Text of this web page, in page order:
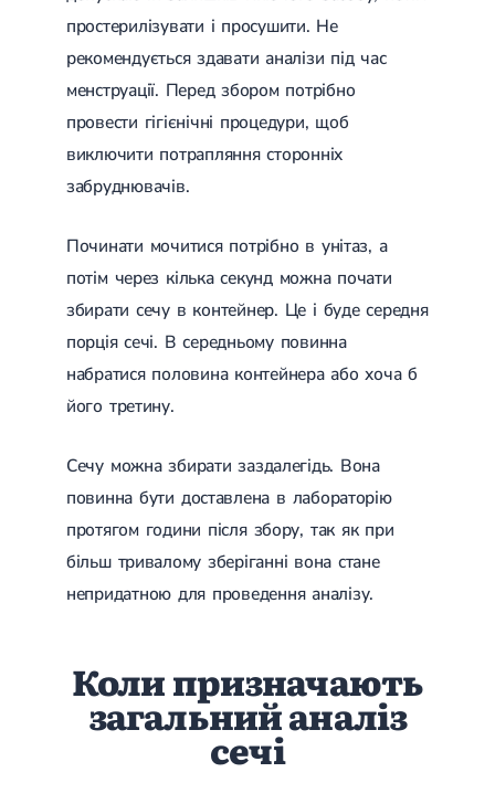
Реабілітація
Реабілітація після перелому
Реабілітація після вивиху
Реабілітація після ендопротезування
Реабілітація після артроскопії
Лікувальна фізкультура
Дерматологія
простерилізувати і просушити. Не
рекомендується здавати аналізи під час
менструації. Перед збором потрібно
провести гігієнічні процедури, щоб
виключити потрапляння сторонніх
забруднювачів.
Починати мочитися потрібно в унітаз, а
потім через кілька секунд можна почати
збирати сечу в контейнер. Це і буде середня
порція сечі. В середньому повинна
набратися половина контейнера або хоча б
його третину.
Сечу можна збирати заздалегідь. Вона
повинна бути доставлена ​​в лабораторію
протягом години після збору, так як при
більш тривалому зберіганні вона стане
непридатною для проведення аналізу.
Коли призначають
загальний аналіз
сечі